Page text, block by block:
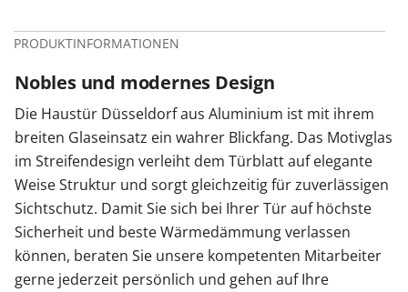
PRODUKTINFORMATIONEN
Nobles und modernes Design
Die Haustür Düsseldorf aus Aluminium ist mit ihrem
breiten Glaseinsatz ein wahrer Blickfang. Das Motivglas
im Streifendesign verleiht dem Türblatt auf elegante
Weise Struktur und sorgt gleichzeitig für zuverlässigen
Sichtschutz. Damit Sie sich bei Ihrer Tür auf höchste
Sicherheit und beste Wärmedämmung verlassen
können, beraten Sie unsere kompetenten Mitarbeiter
gerne jederzeit persönlich und gehen auf Ihre